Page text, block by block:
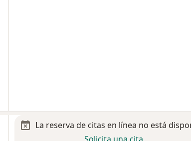
La reserva de citas en línea no está